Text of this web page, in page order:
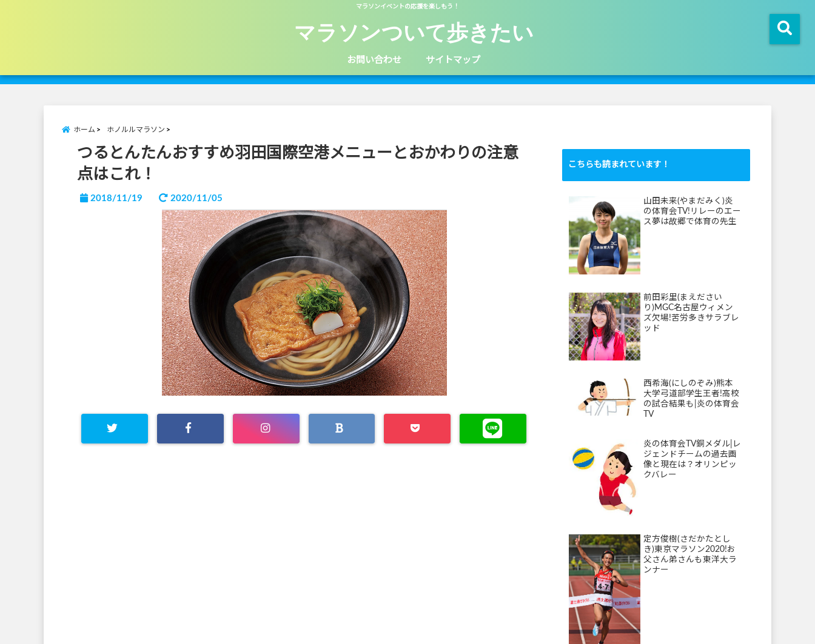
マラソンイベントの応援を楽しもう！
マラソンついて歩きたい
お問い合わせ サイトマップ
ホーム ホノルルマラソン
つるとんたんおすすめ羽田国際空港メニューとおかわりの注意
点はこれ！
2018/11/19 2020/11/05
こちらも読まれています！
山田未来(やまだみく)炎
の体育会TV!リレーのエー
ス夢は故郷で体育の先生
前田彩里(まえださい
り)MGC名古屋ウィメン
ズ欠場!苦労多きサラブレ
ッド
西希海(にしのぞみ)熊本
大学弓道部学生王者!高校
の試合結果も|炎の体育会
TV
炎の体育会TV銅メダル|レ
ジェンドチームの過去画
像と現在は？オリンピッ
クバレー
定方俊樹(さだかたとし
き)東京マラソン2020!お
父さん弟さんも東洋大ラ
ンナー